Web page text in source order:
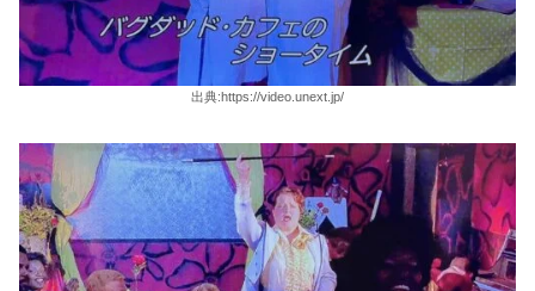
出典:https://video.unext.jp/